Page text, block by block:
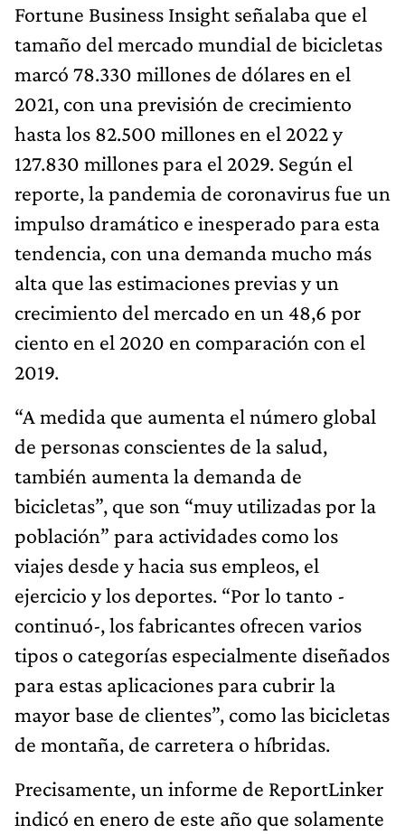
Fortune Business Insight señalaba que el
tamaño del mercado mundial de bicicletas
marcó 78.330 millones de dólares en el
2021, con una previsión de crecimiento
hasta los 82.500 millones en el 2022 y
127.830 millones para el 2029. Según el
reporte, la pandemia de coronavirus fue un
impulso dramático e inesperado para esta
tendencia, con una demanda mucho más
alta que las estimaciones previas y un
crecimiento del mercado en un 48,6 por
ciento en el 2020 en comparación con el
2019.
“A medida que aumenta el número global
de personas conscientes de la salud,
también aumenta la demanda de
bicicletas”, que son “muy utilizadas por la
población” para actividades como los
viajes desde y hacia sus empleos, el
ejercicio y los deportes. “Por lo tanto -
continuó-, los fabricantes ofrecen varios
tipos o categorías especialmente diseñados
para estas aplicaciones para cubrir la
mayor base de clientes”, como las bicicletas
de montaña, de carretera o híbridas.
Precisamente, un informe de ReportLinker
indicó en enero de este año que solamente